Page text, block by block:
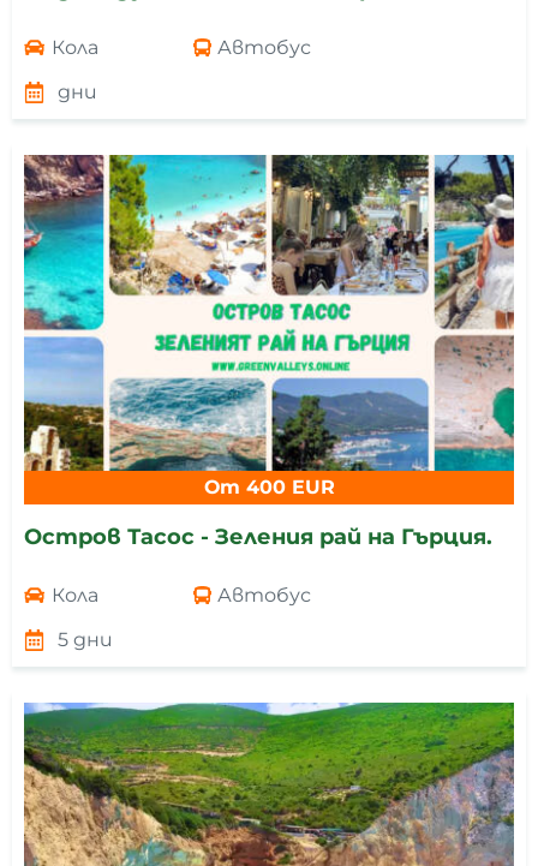
Кола
Автобус
дни
От 400 EUR
Остров Тасос - Зеления рай на Гърция.
Кола
Автобус
5 дни